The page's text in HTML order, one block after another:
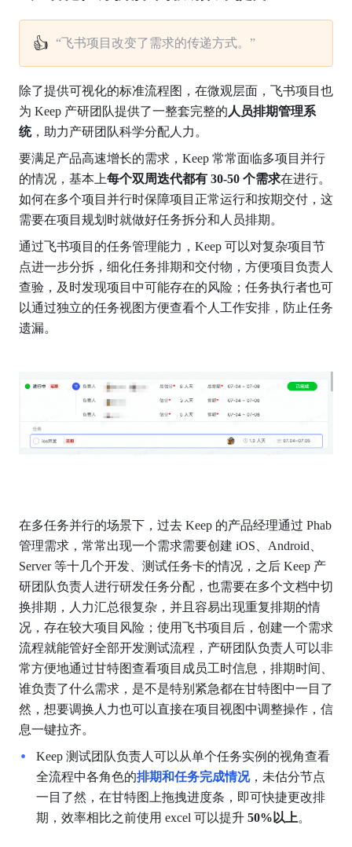
👍 “飞书项目改变了需求的传递方式。”
除了提供可视化的标准流程图，在微观层面，飞书项目也
为 Keep 产研团队提供了一整套完整的 人员排期管理系
统，助力产研团队科学分配人力。
要满足产品高速增长的需求，Keep 常常面临多项目并行
的情况，基本上每个双周迭代都有 30-50 个需求在进行。
如何在多个项目并行时保障项目正常运行和按期交付，这
需要在项目规划时就做好任务拆分和人员排期。
通过飞书项目的任务管理能力，Keep 可以对复杂项目节
点进一步分拆，细化任务排期和交付物，方便项目负责人
查验，及时发现项目中可能存在的风险；任务执行者也可
以通过独立的任务视图方便查看个人工作安排，防止任务
遗漏。
在多任务并行的场景下，过去 Keep 的产品经理通过 Phab
管理需求，常常出现一个需求需要创建 iOS、Android、
Server 等十几个开发、测试任务卡的情况，之后 Keep 产
研团队负责人进行研发任务分配，也需要在多个文档中切
换排期，人力汇总很复杂，并且容易出现重复排期的情
况，存在较大项目风险；使用飞书项目后，创建一个需求
流程就能管好全部开发测试流程，产研团队负责人可以非
常方便地通过甘特图查看项目成员工时信息，排期时间、
谁负责了什么需求，是不是特别紧急都在甘特图中一目了
然，想要调换人力也可以直接在项目视图中调整操作，信
息一键拉齐。
Keep 测试团队负责人可以从单个任务实例的视角查看
全流程中各角色的排期和任务完成情况，未估分节点
一目了然，在甘特图上拖拽进度条，即可快捷更改排
期，效率相比之前使用 excel 可以提升 50%以上。